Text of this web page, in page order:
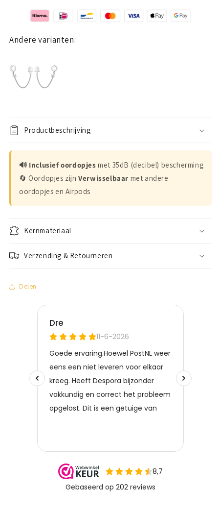
Zilver
Zilver
Andere varianten:
Productbeschrijving
🔊 Inclusief oordopjes met 35dB (decibel) bescherming
🔄 Oordopjes zijnVerwisselbaar met andere
oordopjes en Airpods
Kernmateriaal
Verzending & Retourneren
Delen